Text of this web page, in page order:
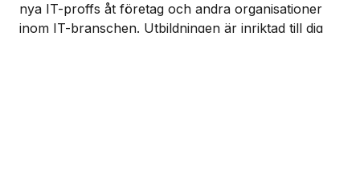
nya IT-proffs åt företag och andra organisationer
inom IT-branschen. Utbildningen är inriktad till dig